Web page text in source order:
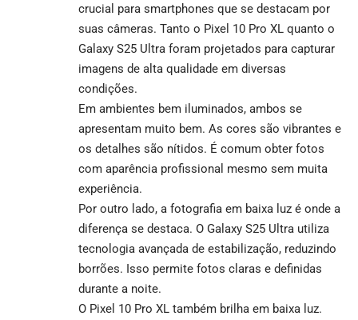
crucial para smartphones que se destacam por
suas câmeras. Tanto o Pixel 10 Pro XL quanto o
Galaxy S25 Ultra foram projetados para capturar
imagens de alta qualidade em diversas
condições.
Em ambientes bem iluminados, ambos se
apresentam muito bem. As cores são vibrantes e
os detalhes são nítidos. É comum obter fotos
com aparência profissional mesmo sem muita
experiência.
Por outro lado, a fotografia em baixa luz é onde a
diferença se destaca. O Galaxy S25 Ultra utiliza
tecnologia avançada de estabilização, reduzindo
borrões. Isso permite fotos claras e definidas
durante a noite.
O Pixel 10 Pro XL também brilha em baixa luz.